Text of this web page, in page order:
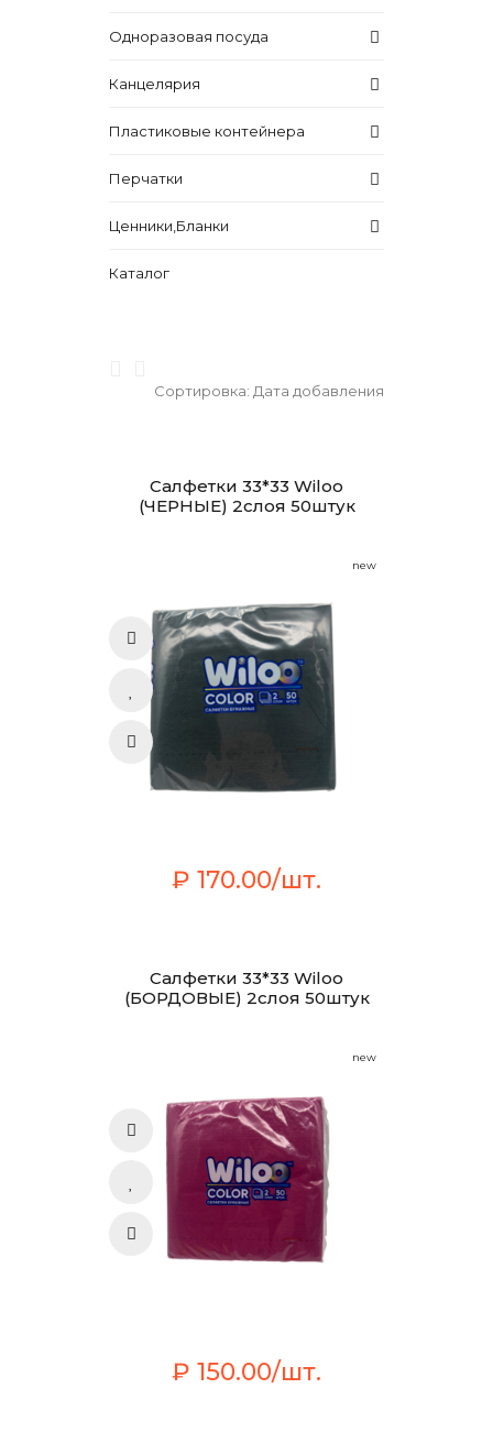
Одноразовая посуда
Канцелярия
Пластиковые контейнера
Перчатки
Ценники,Бланки
Каталог
Сортировка: Дата добавления
Салфетки 33*33 Wiloo
(ЧЕРНЫЕ) 2слоя 50штук
new
₽ 170.00/шт.
Салфетки 33*33 Wiloo
(БОРДОВЫЕ) 2слоя 50штук
new
₽ 150.00/шт.